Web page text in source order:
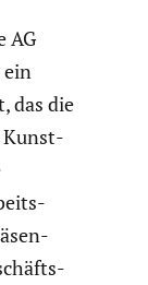
AG
das die
Kunst­